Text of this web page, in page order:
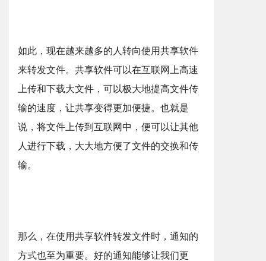
如此，现在越来越多的人转向使用共享软件
来转发文件。共享软件可以在互联网上高速
上传和下载大文件，可以极大地提高文件传
输的速度，让共享变得更加便捷。也就是
说，将文件上传到互联网中，便可以让其他
人进行下载，大大地方便了文件的交换和传
输。
那么，在使用共享软件转发文件时，通知的
方式也至为重要。好的通知能够让我们更